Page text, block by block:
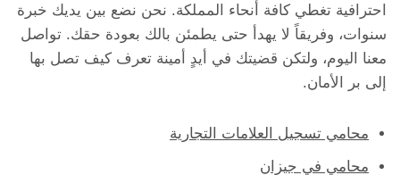
احترافية تغطي كافة أنحاء المملكة. نحن نضع بين يديك خبرة
سنوات، وفريقاً لا يهدأ حتى يطمئن بالك بعودة حقك. تواصل
معنا اليوم، ولتكن قضيتك في أيدٍ أمينة تعرف كيف تصل بها
إلى بر الأمان.
محامي تسجيل العلامات التجارية
محامي في جيزان